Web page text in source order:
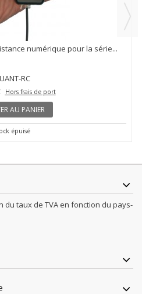
numérique pour la série...
RC
Hors frais de port
AU PANIER
épuisé
du taux de TVA en fonction du pays-